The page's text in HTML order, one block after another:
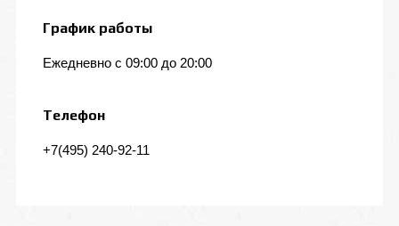
График работы
Ежедневно с 09:00 до 20:00
Телефон
+7(495) 240-92-11